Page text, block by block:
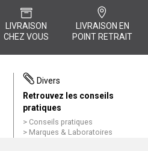
LIVRAISON
CHEZ VOUS
LIVRAISON EN
POINT RETRAIT
Divers
Retrouvez les conseils
pratiques
Conseils pratiques
Marques & Laboratoires